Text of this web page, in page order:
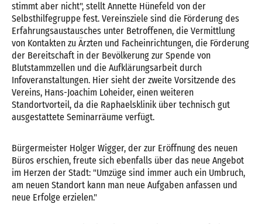
stimmt aber nicht", stellt Annette Hünefeld von der
Selbsthilfegruppe fest. Vereinsziele sind die Förderung des
Erfahrungsaustausches unter Betroffenen, die Vermittlung
von Kontakten zu Ärzten und Facheinrichtungen, die Förderung
der Bereitschaft in der Bevölkerung zur Spende von
Blutstammzellen und die Aufklärungsarbeit durch
Infoveranstaltungen. Hier sieht der zweite Vorsitzende des
Vereins, Hans-Joachim Loheider, einen weiteren
Standortvorteil, da die Raphaelsklinik über technisch gut
ausgestattete Seminarräume verfügt.
Bürgermeister Holger Wigger, der zur Eröffnung des neuen
Büros erschien, freute sich ebenfalls über das neue Angebot
im Herzen der Stadt: "Umzüge sind immer auch ein Umbruch,
am neuen Standort kann man neue Aufgaben anfassen und
neue Erfolge erzielen."